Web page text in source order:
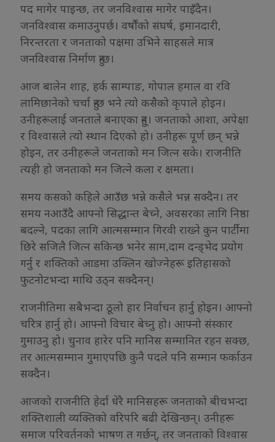
पद मागेर पाइन्छ, तर जनविश्वास मागेर पाइँदैन।
जनविश्वास कमाउनुपर्छ। वर्षौंको संघर्ष, इमानदारी,
निरन्तरता र जनताको पक्षमा उभिने साहसले मात्र
जनविश्वास निर्माण हुन्छ।
आज बालेन शाह, हर्क साम्पाङ, गोपाल हमाल वा रवि
लामिछानेको चर्चा हुन्छ भने त्यो कसैको कृपाले होइन।
उनीहरूलाई जनताले बनाएका हुन्। जनताको आशा, अपेक्षा
र विश्वासले त्यो स्थान दिएको हो। उनीहरू पूर्ण छन् भन्ने
होइन, तर उनीहरूले जनताको मन जित्न सके। राजनीति
त्यही हो जनताको मन जित्ने कला र क्षमता।
समय कसको कहिले आउँछ भन्ने कसैले भन्न सक्दैन। तर
समय नआउँदै आफ्नो सिद्धान्त बेच्ने, अवसरका लागि निष्ठा
बदल्ने, पदका लागि आत्मसम्मान गिरवी राख्ने कुन पार्टीमा
छिरे सजिलै जित्न सकिन्छ भनेर साम,दाम दन्ड्भेद प्रयोग
गर्नु र शक्तिको आडमा उक्लिन खोज्नेहरू इतिहासको
फुटनोटभन्दा माथि उठ्न सक्दैनन्।
राजनीतिमा सबैभन्दा ठूलो हार निर्वाचन हार्नु होइन। आफ्नो
चरित्र हार्नु हो। आफ्नो विचार बेच्नु हो। आफ्नो संस्कार
गुमाउनु हो। चुनाव हारेर पनि मानिस सम्मानित रहन सक्छ,
तर आत्मसम्मान गुमाएपछि कुनै पदले पनि सम्मान फर्काउन
सक्दैन।
आजको राजनीति हेर्दा धेरै मानिसहरू जनताको बीचभन्दा
शक्तिशाली व्यक्तिको वरिपरि बढी देखिन्छन्। उनीहरू
समाज परिवर्तनको भाषण त गर्छन्, तर जनताको विश्वास